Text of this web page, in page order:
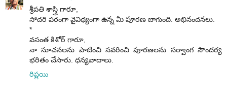
శ్రీపతి శాస్త్రి గారూ,
సోదరి పరంగా వైవిధ్యంగా ఉన్న మీ పూరణ బాగుంది. అభినందనలు.
*
వసంత కిశోర్ గారూ,
నా సూచనలను పాటించి సవరించి పూరణలను సర్వాంగ సౌందర్య
భరితం చేసారు. ధన్యవాదాలు.
రిప్లయి